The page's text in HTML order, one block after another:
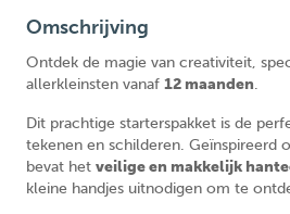
Omschrijving
Ontdek de magie van creativiteit,
allerkleinsten vanaf12 maanden.
Dit prachtige starterspakket is de
tekenen en schilderen. Geïnspireerd
bevat hetveilige en makkelijk
kleine handjes uitnodigen om te